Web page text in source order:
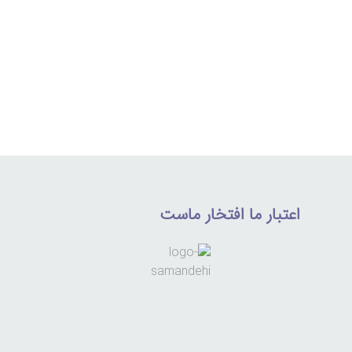
اعتبار ما افتخار ماست